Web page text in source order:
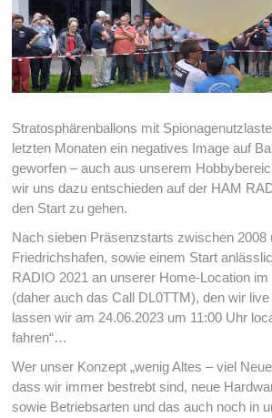
Stratosphärenballons mit
letzten Monaten ein negatives Image auf
geworfen – auch aus unserem
wir uns dazu entschieden auf der HAM
den Start zu gehen.
Nach sieben Präsenzstarts zwischen 2008
Friedrichshafen, sowie einem Start
RADIO 2021 an unserer Home-Location im
(daher auch das Call DL0TTM), den wir
lassen wir am 24.06.2023 um 11:00 Uhr
fahren“…
Wer unser Konzept „wenig Altes – viel
dass wir immer bestrebt sind, neue
sowie Betriebsarten und das auch noch in